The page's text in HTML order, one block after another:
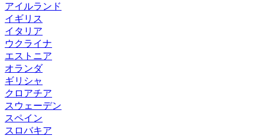
アイルランド
イギリス
イタリア
ウクライナ
エストニア
オランダ
ギリシャ
クロアチア
スウェーデン
スペイン
スロバキア